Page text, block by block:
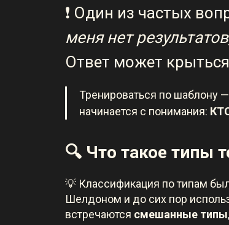
❗ Один из частых
меня нет
Ответ может
Тренироваться по шаблону
начинается с понимания:
🔍 Что такое типы
💡 Классификация по типам
Шелдоном и до сих пор
встречаются смешанные типы